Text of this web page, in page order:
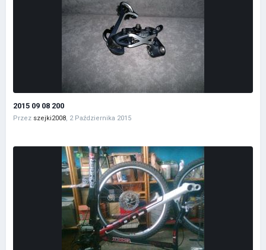
2015 09 08 200
Przez szejki2008, 2 Października 2015